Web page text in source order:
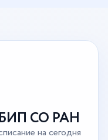
БИП СО РАН
на сегодня